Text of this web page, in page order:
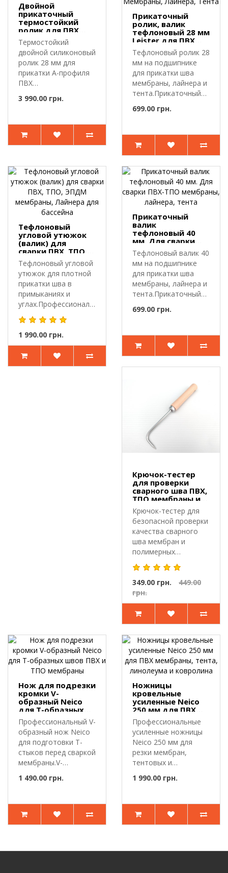
Двойной
прикаточный
термостойкий
ролик для ПВХ
мембраны А-
профиля
Термостойкий
двойной силиконовый
ролик 28 мм для
прикатки А-профиля
ПВХ
прикаточный..
3 990.00 грн.
Прикаточный
ролик, валик
тефлоновый 28 мм
Leister для ПВХ
ТПО Мембраны,
Лайнера, Тента
Тефлоновый ролик 28
мм на подшипнике
для прикатки шва
мембраны, лайнера и
тента.Прикаточный
699.00 грн.
Тефлоновый
угловой утюжок
(валик) для
сварки ПВХ, ТПО,
ЭПДМ мембраны,
Лайнера для
бассейна
Тефлоновый угловой
утюжок для плотной
прикатки шва в
примыканиях и
углах.Профессиональный
угловой ут..
1 990.00 грн.
Прикаточный
валик
тефлоновый 40
мм. Для сварки
ПВХ-ТПО
мембраны,
лайнера, тента
Тефлоновый валик 40
мм на подшипнике
для прикатки шва
мембраны, лайнера и
тента.Прикаточный
699.00 грн.
Крючок-тестер
для проверки
сварного шва ПВХ,
ТПО мембраны и
проч.
Крючок-тестер для
безопасной проверки
качества сварного
шва мембран и
полимерных
материалов.Крючок-
т..
349.00 грн.
449.00
грн.
Нож для подрезки
кромки V-
образный Neico
для Т-образных
швов ПВХ и ТПО
мембраны
Профессиональный V-
образный нож Neico
для подготовки Т-
стыков перед сваркой
мембраны.V-
1 490.00 грн.
Ножницы
кровельные
усиленные Neico
250 мм для ПВХ
мембраны, тента,
линолеума и
ковролина
Профессиональные
усиленные ножницы
Neico 250 мм для
резки мембран,
тентовых и
покрытий.Уси..
1 990.00 грн.